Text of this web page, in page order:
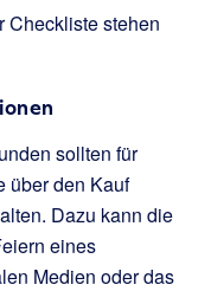
Checkliste stehen
sollten für
über den Kauf
Dazu kann die
eines
Medien oder das